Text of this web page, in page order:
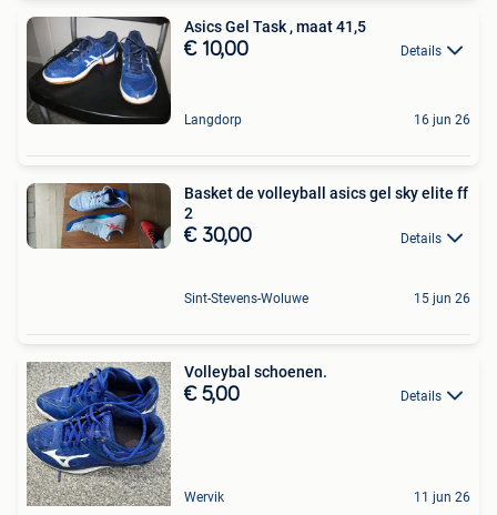
Asics Gel Task , maat 41,5
€ 10,00 Details
Langdorp 16 jun 26
Basket de volleyball asics gel sky elite ff
2
€ 30,00 Details
Sint-Stevens-Woluwe 15 jun 26
Volleybal schoenen.
€ 5,00 Details
Wervik 11 jun 26